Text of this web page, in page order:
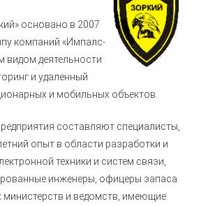
основано в 2007
компаний «Импалс-
видом деятельности
и удаленный
и мобильных объектов.
составляют специалисты,
опыт в области разработки и
техники и систем связи,
инженеры, офицеры запаса
министерств и ведомств, имеющие